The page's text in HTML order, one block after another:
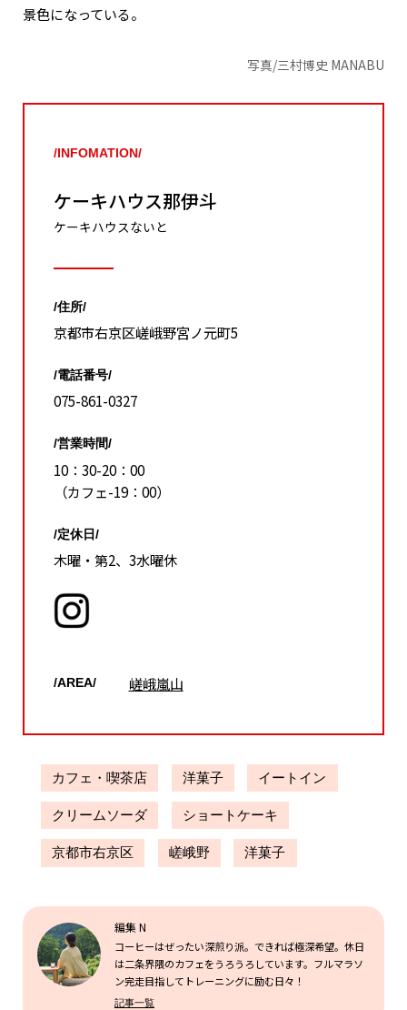
景色になっている。
写真/三村博史 MANABU
/INFOMATION/
ケーキハウス那伊斗
ケーキハウスないと
/住所/
京都市右京区嵯峨野宮ノ元町5
/電話番号/
075-861-0327
/営業時間/
10：30-20：00
（カフェ-19：00）
/定休日/
木曜・第2、3水曜休
/AREA/ 嵯峨嵐山
カフェ・喫茶店 洋菓子 イートイン
クリームソーダ ショートケーキ
京都市右京区 嵯峨野 洋菓子
編集 N
コーヒーはぜったい深煎り派。できれば極深希望。休日
は二条界隈のカフェをうろうろしています。フルマラソ
ン完走目指してトレーニングに励む日々！
記事一覧